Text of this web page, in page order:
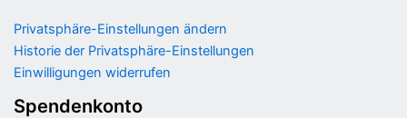
Privatsphäre-Einstellungen ändern
Historie der Privatsphäre-Einstellungen
Einwilligungen widerrufen
Spendenkonto